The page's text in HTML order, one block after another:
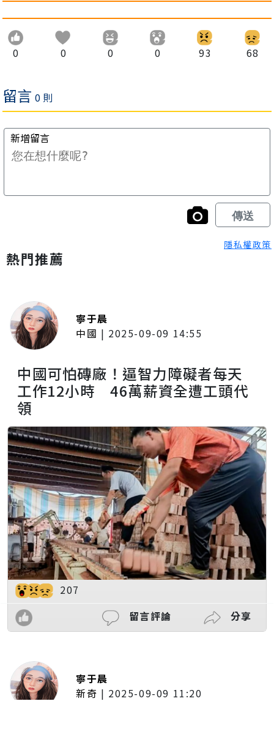
0 0 0 0 93 68
隱私權政策
熱門推薦
寧于晨
中國 | 2025-09-09 14:55
中國可怕磚廠！逼智力障礙者每天
工作12小時 46萬薪資全遭工頭代
領
207
留言評論
分享
寧于晨
新奇 | 2025-09-09 11:20